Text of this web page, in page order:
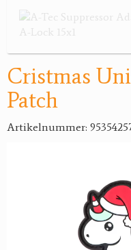
Reviereinrichtungen
Cristmas
Patch
Artikelnummer: